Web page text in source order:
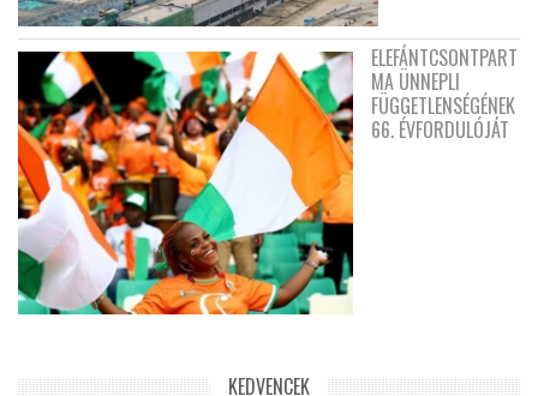
ELEFÁNTCSONTPART
MA ÜNNEPLI
FÜGGETLENSÉGÉNEK
66. ÉVFORDULÓJÁT
KEDVENCEK